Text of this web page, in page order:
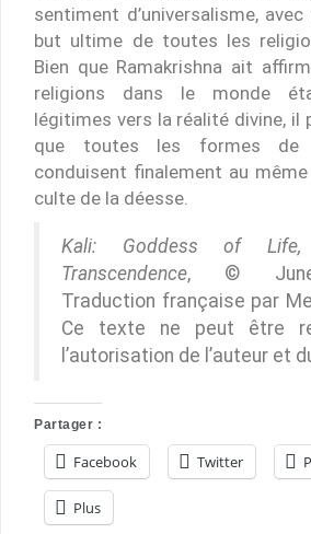
sentiment d’universalisme,
but ultime de toutes les
Bien que Ramakrishna ait
religions dans le monde
légitimes vers la réalité divine, il
que toutes les formes de
conduisent finalement au
culte de la déesse.
Kali: Goddess of Life,
Transcendence, © June
Traduction française par
Ce texte ne peut être
l’autorisation de l’auteur et
Partager :
Facebook Twitter
Plus